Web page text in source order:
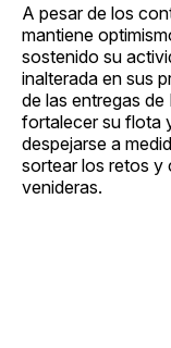
A pesar de los
mantiene
sostenido su
inalterada en sus
de las entregas
fortalecer su flota
despejarse a
sortear los retos y
venideras.